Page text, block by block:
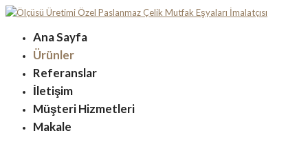
Ana Sayfa
Ürünler
Referanslar
İletişim
Müşteri Hizmetleri
Makale